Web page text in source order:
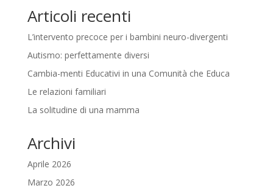
Articoli recenti
L’intervento precoce per i bambini neuro-divergenti
Autismo: perfettamente diversi
Cambia-menti Educativi in una Comunità che Educa
Le relazioni familiari
La solitudine di una mamma
Archivi
Aprile 2026
Marzo 2026